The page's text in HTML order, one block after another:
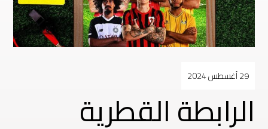
29 أغسطس 2024
الرابطة القطرية